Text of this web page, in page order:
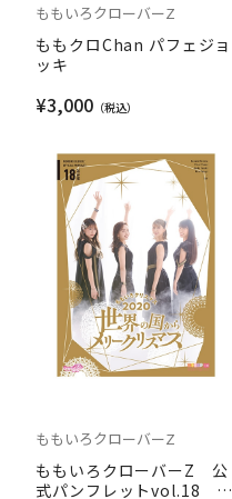
ももいろクローバーZ
ももクロChan パフェジョ
ッキ
¥3,000
ももいろクローバーZ
ももいろクローバーZ 公
式パンフレットvol.18 も